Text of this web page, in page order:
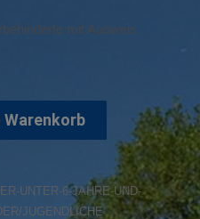
mit Ausweis
Warenkorb
UNTER-6-JAHRE-UND-
JUGENDLICHE